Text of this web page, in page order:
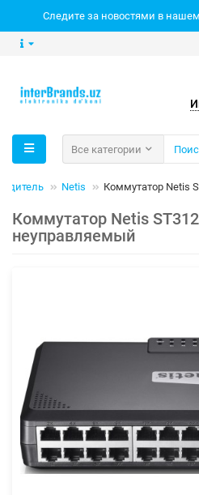
Следите за новостями в нашем
Все категории
Netis Коммутатор Netis
Коммутатор Netis
неуправляемый